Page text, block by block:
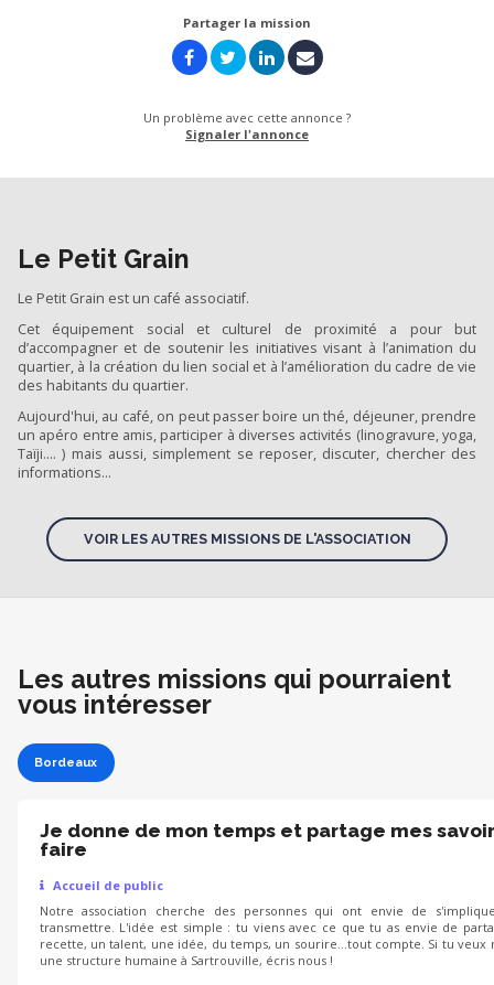
Partager la mission
Un problème avec cette annonce ?
Signaler l'annonce
Le Petit Grain
Le Petit Grain est un café associatif.
Cet équipement social et culturel de proximité a pour but
d’accompagner et de soutenir les initiatives visant à l’animation du
quartier, à la création du lien social et à l’amélioration du cadre de vie
des habitants du quartier.
Aujourd'hui, au café, on peut passer boire un thé, déjeuner, prendre
un apéro entre amis, participer à diverses activités (linogravure, yoga,
Taïji.... ) mais aussi, simplement se reposer, discuter, chercher des
informations...
VOIR LES AUTRES MISSIONS DE L'ASSOCIATION
Les autres missions qui pourraient
vous intéresser
Bordeaux
Je donne de mon temps et partage mes
faire
Accueil de public
Notre association cherche des personnes qui ont envie de
transmettre. L'idée est simple : tu viens avec ce que tu as envie de
recette, un talent, une idée, du temps, un sourire...tout compte. Si tu veux
une structure humaine à Sartrouville, écris nous !